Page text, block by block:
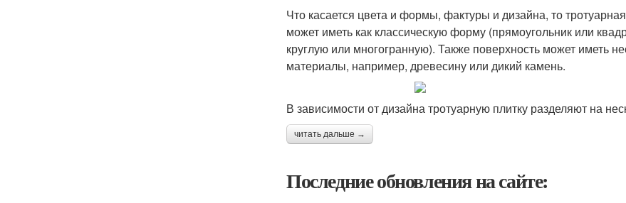
Что касается цвета и формы, фактуры и дизайна, то
может иметь как классическую форму (прямоугольник или
круглую или многогранную). Также поверхность может иметь
материалы, например, древесину или дикий камень.
В зависимости от дизайна тротуарную плитку разделяют на
читать дальше →
Последние обновления на сайте: